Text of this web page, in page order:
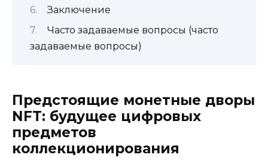
Заключение
Часто задаваемые вопросы (часто
задаваемые вопросы)
Предстоящие монетные дворы
NFT: будущее цифровых
предметов
коллекционирования